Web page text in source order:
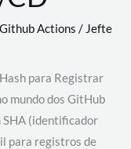
Github Actions /Jefte
para Registrar
mundo dos GitHub
SHA (identificador
para registros de